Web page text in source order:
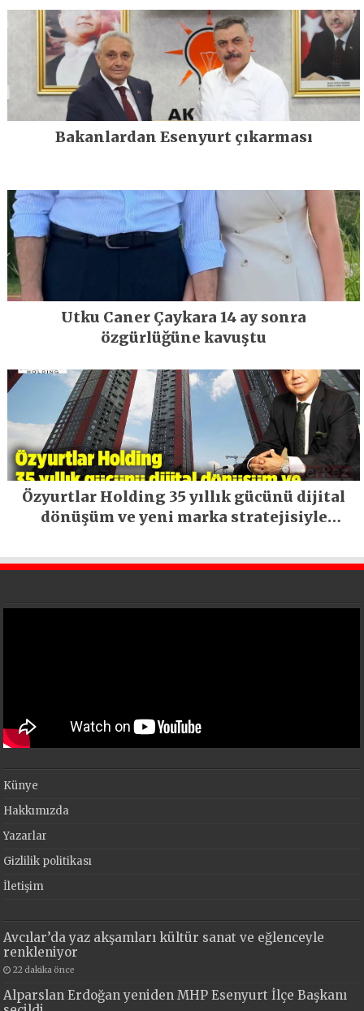
Bakanlardan Esenyurt çıkarması
Utku Caner Çaykara 14 ay sonra
özgürlüğüne kavuştu
Özyurtlar Holding 35 yıllık gücünü dijital
dönüşüm ve yeni marka stratejisiyle
Künye
Hakkımızda
Yazarlar
Gizlilik politikası
İletişim
Avcılar’da yaz akşamları kültür sanat ve eğlenceyle
renkleniyor
22 dakika önce
Alparslan Erdoğan yeniden MHP Esenyurt İlçe Başkanı